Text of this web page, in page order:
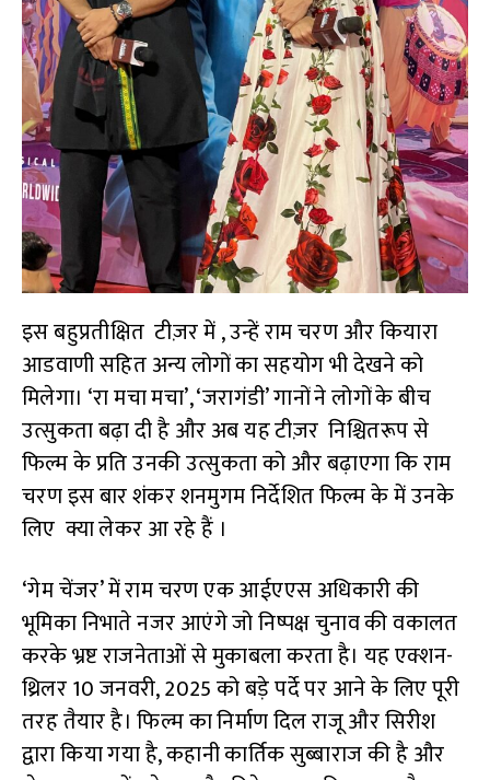
इस बहुप्रतीक्षित टीज़र में , उन्हें राम चरण और कियारा
आडवाणी सहित अन्य लोगों का सहयोग भी देखने को
मिलेगा। ‘रा मचा मचा’, ‘जरागंडी’ गानों ने लोगों के बीच
उत्सुकता बढ़ा दी है और अब यह टीज़र निश्चितरूप से
फिल्म के प्रति उनकी उत्सुकता को और बढ़ाएगा कि राम
चरण इस बार शंकर शनमुगम निर्देशित फिल्म के में उनके
लिए क्या लेकर आ रहे हैं ।
‘गेम चेंजर’ में राम चरण एक आईएएस अधिकारी की
भूमिका निभाते नजर आएंगे जो निष्पक्ष चुनाव की वकालत
करके भ्रष्ट राजनेताओं से मुकाबला करता है। यह एक्शन-
थ्रिलर 10 जनवरी, 2025 को बड़े पर्दे पर आने के लिए पूरी
तरह तैयार है। फिल्म का निर्माण दिल राजू और सिरीश
द्वारा किया गया है, कहानी कार्तिक सुब्बाराज की है और